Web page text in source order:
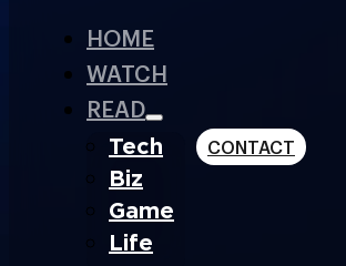
HOME
WATCH
READ
Tech
Biz
Game
Life
CONTACT